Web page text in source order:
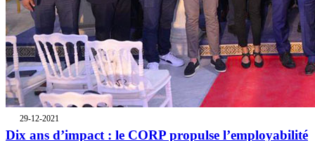
29-12-2021
Dix ans d’impact : le CORP propulse l’employabilité